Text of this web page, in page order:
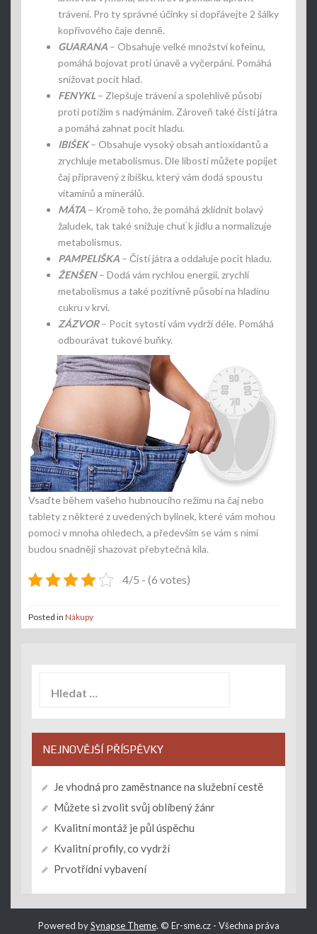
trávení. Pro ty správné účinky si dopřávejte 2 šálky
kopřivového čaje denně.
GUARANA – Obsahuje velké množství kofeinu,
pomáhá bojovat proti únavě a vyčerpání. Pomáhá
snižovat pocit hlad.
FENYKL – Zlepšuje trávení a spolehlivě působí
proti potížím s nadýmáním. Zároveň také čistí játra
a pomáhá zahnat pocit hladu.
IBIŠEK– Obsahuje vysoký obsah antioxidantů a
zrychluje metabolismus. Dle libosti můžete popíjet
čaj připravený z ibišku, který vám dodá spoustu
vitamínů a minerálů.
MÁTA – Kromě toho, že pomáhá zklidnit bolavý
žaludek, tak také snižuje chuť k jídlu a normalizuje
metabolismus.
PAMPELIŠKA – Čistí játra a oddaluje pocit hladu.
ŽENŠEN– Dodá vám rychlou energii, zrychlí
metabolismus a také pozitivně působí na hladinu
cukru v krvi.
ZÁZVOR– Pocit sytosti vám vydrží déle. Pomáhá
odbourávat tukové buňky.
Vsaďte během vašeho hubnoucího režimu na čaj nebo
tablety z některé z uvedených bylinek, které vám mohou
pomoci v mnoha ohledech, a především se vám s nimi
budou snadněji shazovat přebytečná kila.
4/5 - (6 votes)
Posted in Nákupy
NEJNOVĚJŠÍ PŘÍSPĚVKY
Je vhodná pro zaměstnance na služební cestě
Můžete si zvolit svůj oblíbený žánr
Kvalitní montáž je půl úspěchu
Kvalitní profily, co vydrží
Prvotřídní vybavení
Powered bySynapse Theme. © Er-sme.cz - Všechna práva